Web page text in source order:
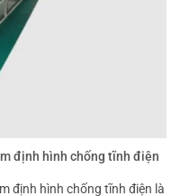
định hình chống tĩnh điện
định hình chống tĩnh điện là